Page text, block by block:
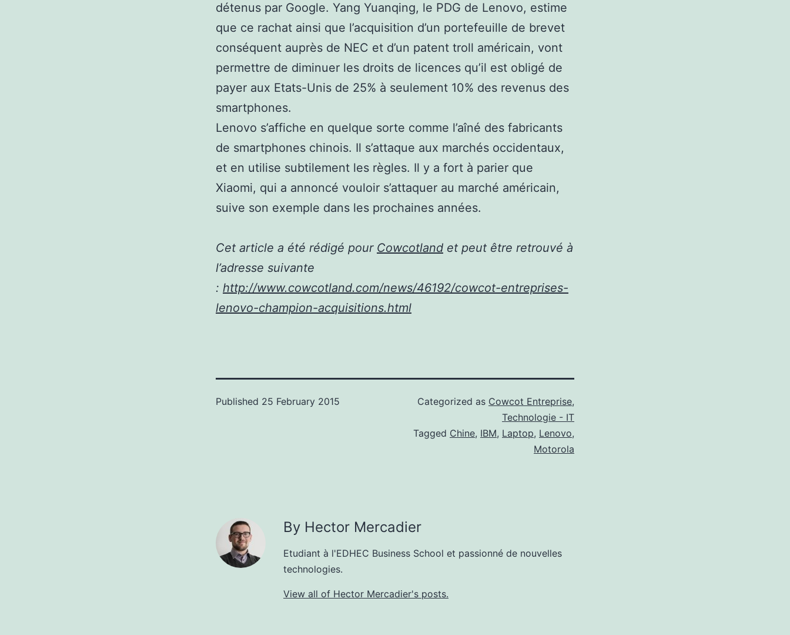
détenus par Google. Yang Yuanqing, le PDG de Lenovo, estime
que ce rachat ainsi que l’acquisition d’un portefeuille de brevet
conséquent auprès de NEC et d’un patent troll américain, vont
permettre de diminuer les droits de licences qu’il est obligé de
payer aux Etats-Unis de 25% à seulement 10% des revenus des
smartphones.
Lenovo s’affiche en quelque sorte comme l’aîné des fabricants
de smartphones chinois. Il s’attaque aux marchés occidentaux,
et en utilise subtilement les règles. Il y a fort à parier que
Xiaomi, qui a annoncé vouloir s’attaquer au marché américain,
suive son exemple dans les prochaines années.
Cet article a été rédigé pour Cowcotland et peut être retrouvé à
l’adresse suivante
: http://www.cowcotland.com/news/46192/cowcot-entreprises-
lenovo-champion-acquisitions.html
Published 25 February 2015 Categorized as Cowcot Entreprise,
Technologie - IT
Tagged Chine, IBM, Laptop, Lenovo,
Motorola
By Hector Mercadier
Etudiant à l'EDHEC Business School et passionné de nouvelles
technologies.
View all of Hector Mercadier's posts.